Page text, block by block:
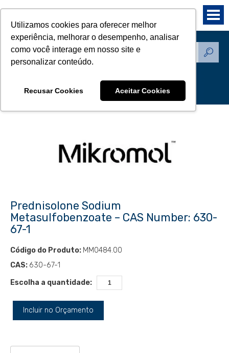
Utilizamos cookies para oferecer melhor
experiência, melhorar o desempenho, analisar
como você interage em nosso site e
personalizar conteúdo.
Recusar Cookies Aceitar Cookies
Produtos - Padrões de
Prednisolone Sodium
Metasulfobenzoate – CAS Number: 630-
67-1
Código do Produto: MM0484.00
CAS: 630-67-1
Escolha a quantidade:
Incluir no Orçamento